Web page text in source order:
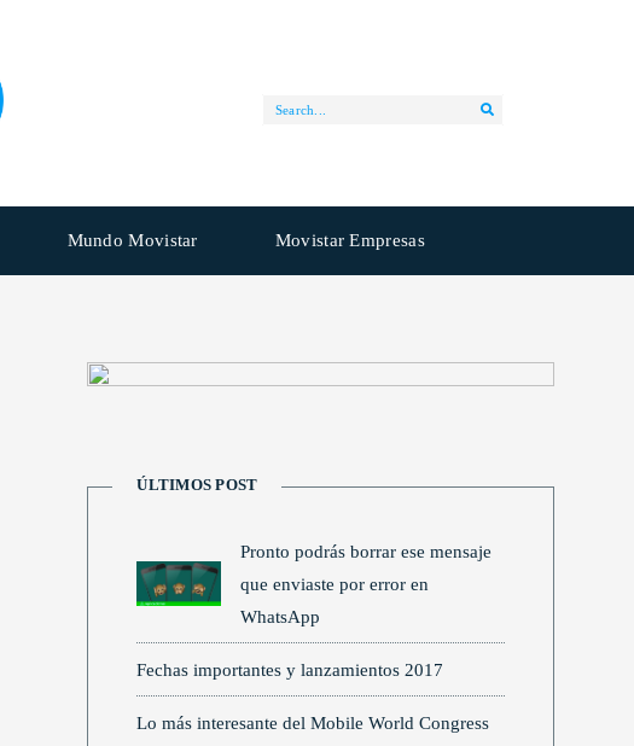
Mundo Movistar Movistar Empresas
ÚLTIMOS POST
Pronto podrás borrar ese mensaje
que enviaste por error en
WhatsApp
Fechas importantes y lanzamientos 2017
Lo más interesante del Mobile World Congress